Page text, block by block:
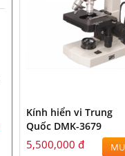
Kính hiển vi Trung
Quốc DMK-3679
5,500,000 đ